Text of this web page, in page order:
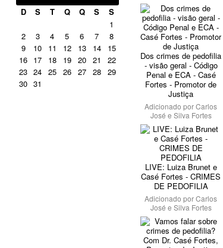
D S T Q Q S
S
1
2
3 4 5 6 7
8
9
10 11 12 13 14
15
16 17 18 19 20 21
22
23 24 25 26 27 28
29
30 31
Dos crimes de pedofilia
- visão geral - Código
Penal e ECA - Casé
Fortes - Promotor de
Justiça
Adicionado porCarlos
José e Silva Fortes
LIVE: Luiza Brunet e
Casé Fortes - CRIMES
DE PEDOFILIA
Adicionado porCarlos
José e Silva Fortes